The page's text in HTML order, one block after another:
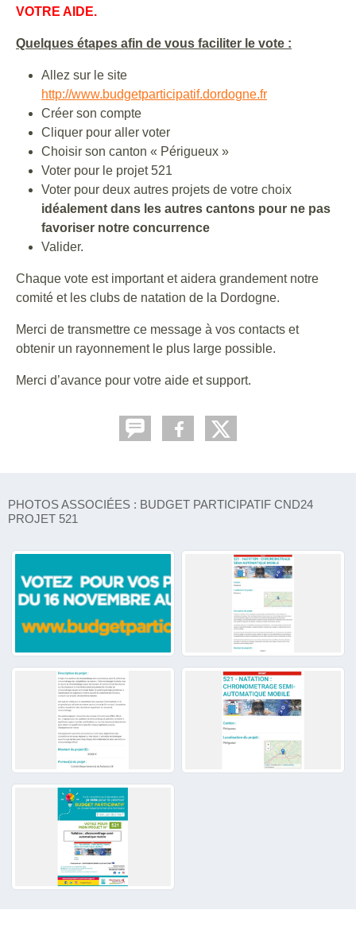
VOTRE AIDE.
Quelques étapes afin de vous faciliter le vote :
Allez sur le site
http://www.budgetparticipatif.dordogne.fr
Créer son compte
Cliquer pour aller voter
Choisir son canton « Périgueux »
Voter pour le projet 521
Voter pour deux autres projets de votre choix
idéalement dans les autres cantons pour ne pas
favoriser notre concurrence
Valider.
Chaque vote est important et aidera grandement notre
comité et les clubs de natation de la Dordogne.
Merci de transmettre ce message à vos contacts et
obtenir un rayonnement le plus large possible.
Merci d’avance pour votre aide et support.
PHOTOS ASSOCIÉES : BUDGET PARTICIPATIF CND24
PROJET 521